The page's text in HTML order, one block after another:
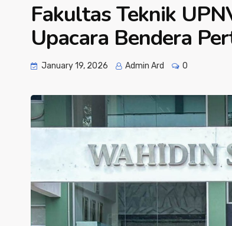
Fakultas Teknik
Upacara Bendera
January 19, 2026 Admin Ard 0